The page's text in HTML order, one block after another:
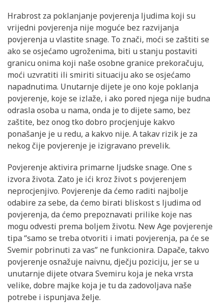
Hrabrost za poklanjanje povjerenja ljudima koji su
vrijedni povjerenja nije moguće bez razvijanja
povjerenja u vlastite snage. To znači, moći se zaštiti se
ako se osjećamo ugroženima, biti u stanju postaviti
granicu onima koji naše osobne granice prekoračuju,
moći uzvratiti ili smiriti situaciju ako se osjećamo
napadnutima. Unutarnje dijete je ono koje poklanja
povjerenje, koje se izlaže, i ako pored njega nije budna
odrasla osoba u nama, onda je to dijete samo, bez
zaštite, bez onog tko dobro procjenjuje kakvo
ponašanje je u redu, a kakvo nije. A takav rizik je za
nekog čije povjerenje je izigravano prevelik.
Povjerenje aktivira primarne ljudske snage. One s
izvora života. Zato je ići kroz život s povjerenjem
neprocjenjivo. Povjerenje da ćemo raditi najbolje
odabire za sebe, da ćemo birati bliskost s ljudima od
povjerenja, da ćemo prepoznavati prilike koje nas
mogu odvesti prema boljem životu. New Age povjerenje
tipa “samo se treba otvoriti i imati povjerenja, pa će se
Svemir pobrinuti za vas” ne funkcionira. Dapače, takvo
povjerenje osnažuje naivnu, dječju poziciju, jer se u
unutarnje dijete otvara Svemiru koja je neka vrsta
velike, dobre majke koja je tu da zadovoljava naše
potrebe i ispunjava želje.